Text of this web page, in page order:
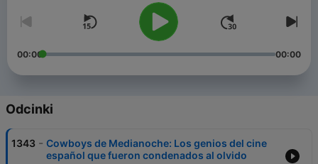
00:00 00:00
Odcinki
1343 - Cowboys de Medianoche: Los genios del cine
español que fueron condenados al olvido